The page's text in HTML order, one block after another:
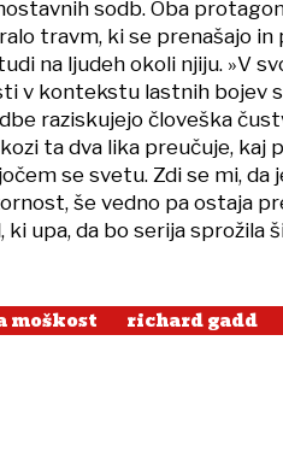
sodb. Oba
travm, ki se prenašajo in
na ljudeh okoli njiju. »V
v kontekstu lastnih bojev
raziskujejo človeška
ta dva lika preučuje, kaj
se svetu. Zdi se mi, da
še vedno pa ostaja
ki upa, da bo serija sprožila
moškost richard gadd